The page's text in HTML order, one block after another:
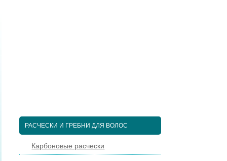
РАСЧЕСКИ И ГРЕБНИ ДЛЯ ВОЛОС
Карбоновые расчески